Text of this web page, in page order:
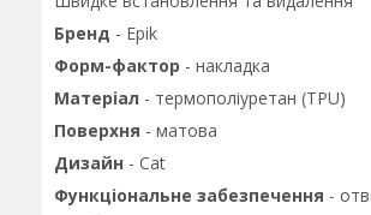
Бренд - Epik
Форм-фактор - накладка
Матеріал - термополіуретан (TPU)
Поверхня - матова
Дизайн - Cat
Функціональне забезпечення -